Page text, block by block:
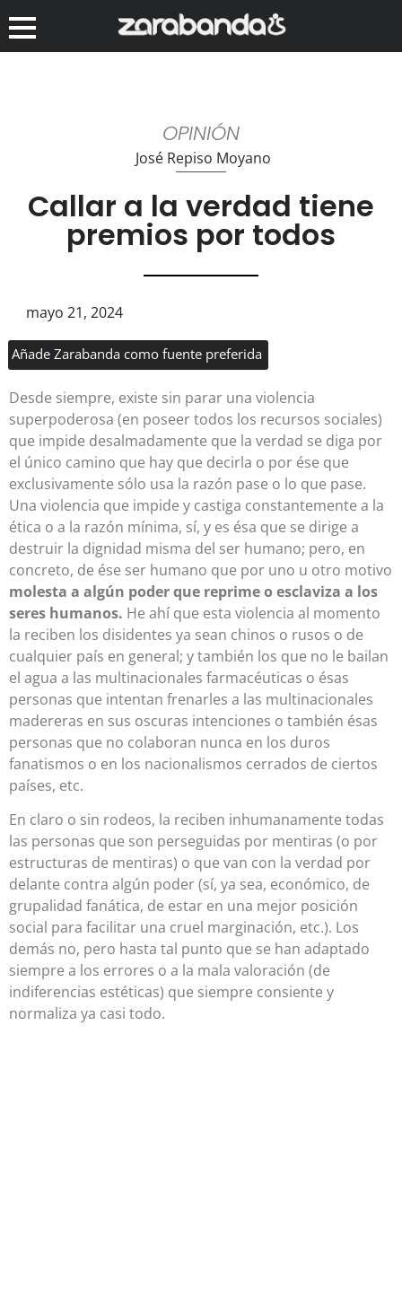
OPINIÓN
José Repiso Moyano
Callar a la verdad tiene
premios por todos
mayo 21, 2024
Añade Zarabanda como fuente preferida
Desde siempre, existe sin parar una violencia
superpoderosa (en poseer todos los recursos sociales)
que impide desalmadamente que la verdad se diga por
el único camino que hay que decirla o por ése que
exclusivamente sólo usa la razón pase o lo que pase.
Una violencia que impide y castiga constantemente a la
ética o a la razón mínima, sí, y es ésa que se dirige a
destruir la dignidad misma del ser humano; pero, en
concreto, de ése ser humano que por uno u otro motivo
molesta a algún poder que reprime o esclaviza a los
seres humanos. He ahí que esta violencia al momento
la reciben los disidentes ya sean chinos o rusos o de
cualquier país en general; y también los que no le bailan
el agua a las multinacionales farmacéuticas o ésas
personas que intentan frenarles a las multinacionales
madereras en sus oscuras intenciones o también ésas
personas que no colaboran nunca en los duros
fanatismos o en los nacionalismos cerrados de ciertos
países, etc.
En claro o sin rodeos, la reciben inhumanamente todas
las personas que son perseguidas por mentiras (o por
estructuras de mentiras) o que van con la verdad por
delante contra algún poder (sí, ya sea, económico, de
grupalidad fanática, de estar en una mejor posición
social para facilitar una cruel marginación, etc.). Los
demás no, pero hasta tal punto que se han adaptado
siempre a los errores o a la mala valoración (de
indiferencias estéticas) que siempre consiente y
normaliza ya casi todo.